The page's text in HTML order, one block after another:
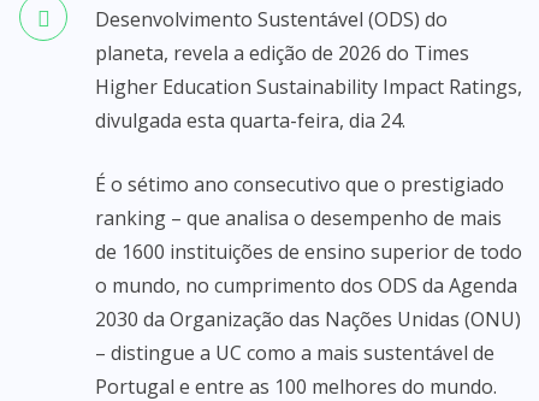
Desenvolvimento Sustentável (ODS) do
planeta, revela a edição de 2026 do Times
Higher Education Sustainability Impact Ratings,
divulgada esta quarta-feira, dia 24.
É o sétimo ano consecutivo que o prestigiado
ranking – que analisa o desempenho de mais
de 1600 instituições de ensino superior de todo
o mundo, no cumprimento dos ODS da Agenda
2030 da Organização das Nações Unidas (ONU)
– distingue a UC como a mais sustentável de
Portugal e entre as 100 melhores do mundo.